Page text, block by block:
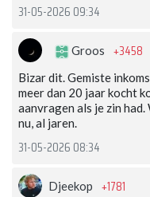
31-05-2026 09:34
Groos +3458
Bizar dit. Gemiste
meer dan 20 jaar kocht
aanvragen als je zin
nu, al jaren.
31-05-2026 08:34
Djeekop +1781